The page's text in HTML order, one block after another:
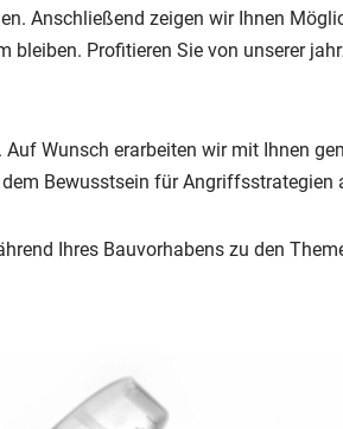
Anschließend zeigen wir Ihnen
Profitieren Sie von unserer
Wunsch erarbeiten wir mit Ihnen
Bewusstsein für Angriffsstrategien
Ihres Bauvorhabens zu den